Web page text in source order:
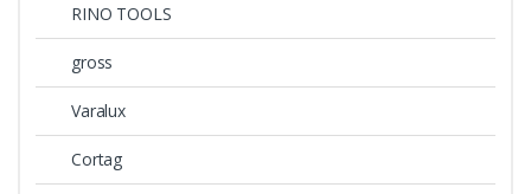
RINO TOOLS
gross
Varalux
Cortag